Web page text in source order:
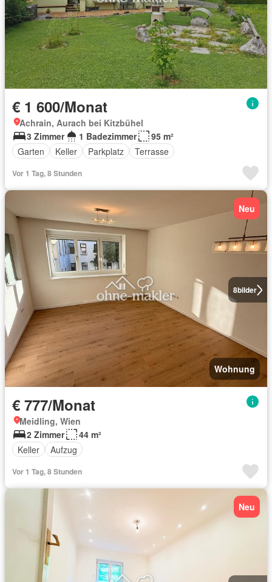
€ 1 600/Monat
Achrain, Aurach bei Kitzbühel
3 Zimmer
1 Badezimmer
95 m²
Garten
Keller Parkplatz Terrasse
Vor 1 Tag, 8 Stunden
8bilder
Neu
Wohnung
€ 777/Monat
Meidling, Wien
2 Zimmer
44 m²
Keller
Aufzug
Vor 1 Tag, 8 Stunden
Neu